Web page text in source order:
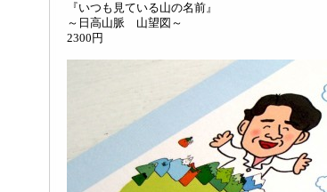
『いつも見ている山の名前』
～日高山脈 山望図～
2300円